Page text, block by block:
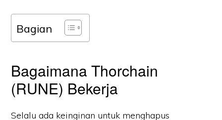
Bagian
Bagaimana Thorchain
(RUNE) Bekerja
Selalu ada keinginan untuk menghapus